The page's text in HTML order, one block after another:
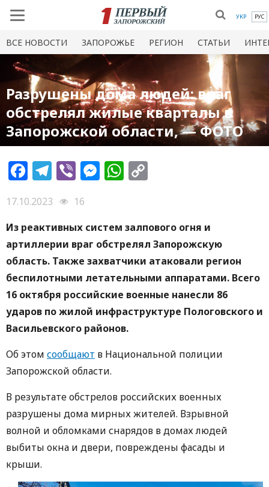
УКР РУС
ВСЕ НОВОСТИ ЗАПОРОЖЬЕ РЕГИОН СТАТЬИ
Разрушены дома людей: враг
обстрелял жилые кварталы в
Запорожской области, — ФОТО
Facebook
Telegram
ViberMessenger
WhatsApp
17.10.2023
16
Из реактивных систем залпового огня и
артиллерии враг обстрелял Запорожскую
область. Также захватчики атаковали регион
беспилотными летательными аппаратами. Всего
16 октября российские военные нанесли 86
ударов по жилой инфраструктуре Пологовского и
Васильевского районов.
Об этом сообщают в Национальной полиции
Запорожской области.
В результате обстрелов российских военных
разрушены дома мирных жителей. Взрывной
волной и обломками снарядов в домах людей
выбиты окна и двери, повреждены фасады и
крыши.